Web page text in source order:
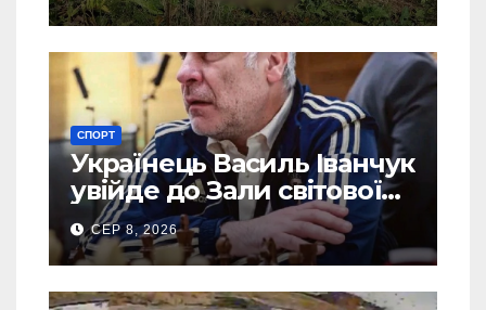
СПОРТ
Українець Василь Іванчук
увійде до Зали світової
шахової слави
СЕР 8, 2026